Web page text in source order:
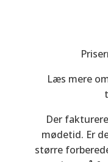
Læs mere
Der
mødetid. Er
større